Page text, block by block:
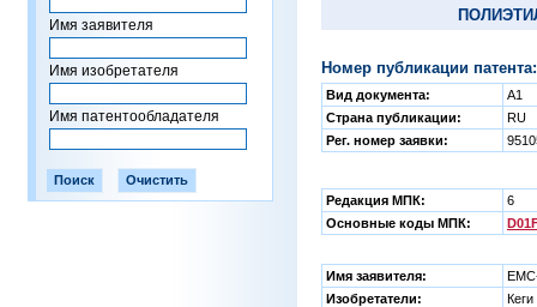
Имя заявителя
Имя изобретателя
Имя патентообладателя
Номер публикации
Вид документа:
A1
Страна публикации:
RU
Рег. номер заявки:
Редакция МПК:
6
Основные коды МПК:
Имя заявителя:
Изобретатели: